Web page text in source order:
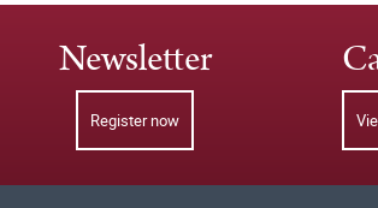
Newsletter
Register now